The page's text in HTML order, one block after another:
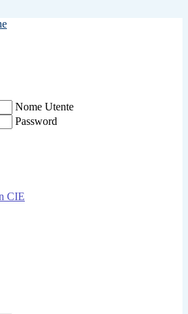
Nome Utente
Password
CIE